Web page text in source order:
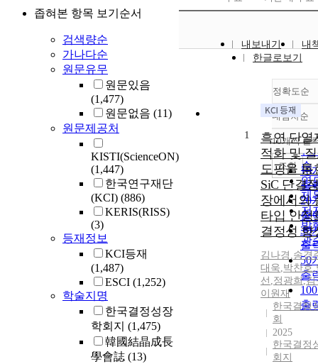
좁혀본 항목 보기순서
검색량순
가나다순
원문유무
원문있음
(1,477)
원문없음 (11)
원문제공처
KISTI(ScienceON)
(1,447)
한국연구재단
(KCI) (886)
KERIS(RISS)
(3)
등재정보
KCI등재
(1,487)
ESCI (1,252)
학술지명
한국결정성장
학회지 (1,475)
韓國結晶成長
學會誌 (13)
내보내기
내
한글로보기
정확도순
정
순
인
순
연
제
저
발
관
내림차순
내
10개씩 출
10
출
20
출
30
출
50
출
출
조회
1
흑연 단열
적화 및
도핑을 통
SiC 단결
장에서의
타입 안정
결정성 향
김나경 ,송경
대욱,박찬호,
선 ,정광희,김
이원재
한국결정
회
2025
한국결정
회지